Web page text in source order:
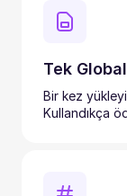
Tek
Bir kez
Kullandıkça